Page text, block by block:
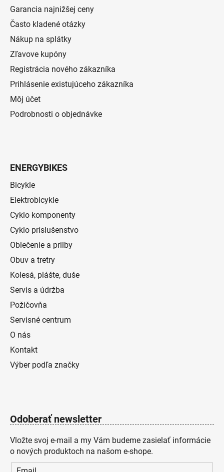
Garancia najnižšej ceny
Často kladené otázky
Nákup na splátky
Zľavove kupóny
Registrácia nového zákazníka
Prihlásenie existujúceho zákazníka
Môj účet
Podrobnosti o objednávke
ENERGYBIKES
Bicykle
Elektrobicykle
Cyklo komponenty
Cyklo príslušenstvo
Oblečenie a prilby
Obuv a tretry
Kolesá, plášte, duše
Servis a údržba
Požičovňa
Servisné centrum
O nás
Kontakt
Výber podľa značky
Odoberať newsletter
Vložte svoj e-mail a my Vám budeme zasielať informácie
o nových produktoch na našom e-shope.